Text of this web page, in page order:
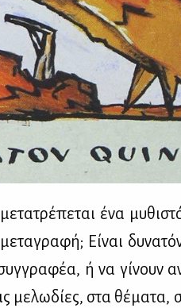
ένα
Εί­ναι
ή να γί­νουν
με­λω­δί­ες, στα θέ­μα­τα,